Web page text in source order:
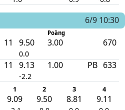
6/9 10:30
Poäng
11 9.50
0.0
3.00 670
11 9.13
-2.2
1.00 PB 633
1 2 3 4
9.09 9.50 8.81 9.11